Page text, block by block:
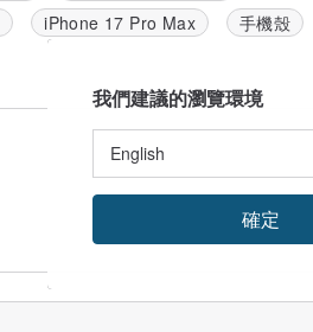
iPhone 17 Pro Max
手機殼
我們建議的瀏覽環境
確定